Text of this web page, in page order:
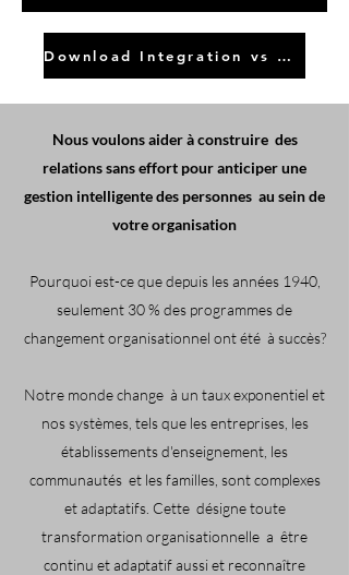
Download Integration vs Differentiation Insight
Nous voulons aider à construire des
relations sans effort pour anticiper une
gestion intelligente des personnes au sein de
votre organisation
Pourquoi est-ce que depuis les années 1940,
seulement 30 % des programmes de
changement organisationnel ont été à succès?
Notre monde change à un taux exponentiel et
nos systèmes, tels que les entreprises, les
établissements d'enseignement, les
communautés et les familles, sont complexes
et adaptatifs. Cette désigne toute
transformation organisationnelle a être
continu et adaptatif aussi et reconnaître